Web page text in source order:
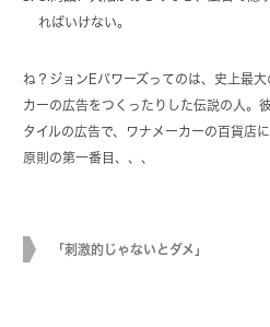
ればいけない。
ね？ジョンEパワーズってのは、史上最
カーの広告をつくったりした伝説の人。
タイルの広告で、ワナメーカーの百貨店
原則の第一番目、、、
「刺激的じゃないとダメ」